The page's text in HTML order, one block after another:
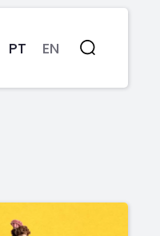
PT EN Pesquisa